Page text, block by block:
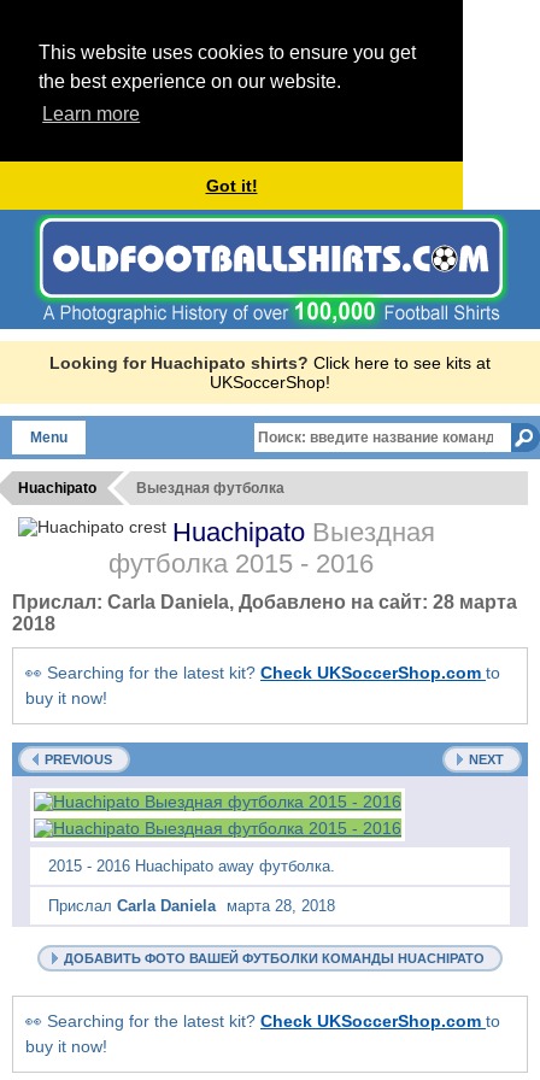
This website uses cookies to ensure you get
the best experience on our website.
Learn more
Got it!
Looking for Huachipato shirts? Click here to see kits at
UKSoccerShop!
Menu
Huachipato Выездная футболка
Huachipato Выездная
футболка 2015 - 2016
Прислал: Carla Daniela, Добавлено на сайт: 28 марта
2018
👀 Searching for the latest kit? Check UKSoccerShop.com to
buy it now!
PREVIOUS NEXT
2015 - 2016 Huachipato away футболка.
Прислал Carla Daniela марта 28, 2018
ДОБАВИТЬ ФОТО ВАШЕЙ ФУТБОЛКИ КОМАНДЫ HUACHIPATO
👀 Searching for the latest kit? Check UKSoccerShop.com to
buy it now!